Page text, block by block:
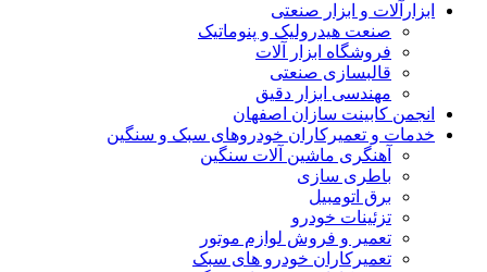
ابزارآلات و ابزار صنعتی
صنعت هیدرولیک و پنوماتیک
فروشگاه ابزار آلات
قالبسازی صنعتی
مهندسی ابزار دقیق
انجمن کابینت سازان اصفهان
خدمات و تعمیرکاران خودروهای سبک و سنگین
آهنگری ماشین آلات سنگین
باطری سازی
برق اتومبیل
تزئینات خودرو
تعمیر و فروش لوازم موتور
تعمیرکاران خودرو های سبک